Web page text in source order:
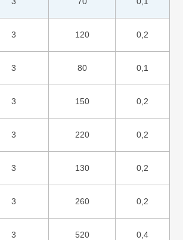
3 120 0,2
3 80 0,1
3 150 0,2
3 220 0,2
3 130 0,2
3 260 0,2
3 520 0,4